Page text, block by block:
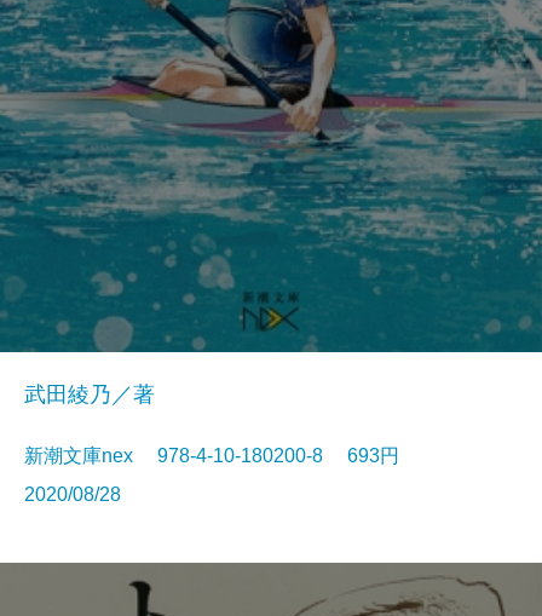
武田綾乃／著
新潮文庫nex 978-4-10-180200-8 693円
2020/08/28